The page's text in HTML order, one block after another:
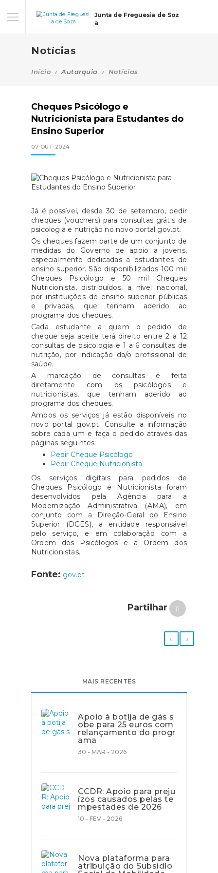
Junta de Freguesia de Soz
a
Notícias
Início Autarquia Notícias
Cheques Psicólogo e
Nutricionista para Estudantes do
Ensino Superior
07-OUT-2024
Já é possível, desde 30 de setembro, pedir
cheques (vouchers) para consultas grátis de
psicologia e nutrição no novo portal gov.pt.
Os cheques fazem parte de um conjunto de
medidas do Governo de apoio a jovens,
especialmente dedicadas a estudantes do
ensino superior. São disponibilizados 100 mil
Cheques Psicólogo e 50 mil Cheques
Nutricionista, distribuídos, a nível nacional,
por instituições de ensino superior públicas
e privadas, que tenham aderido ao
programa dos cheques.
Cada estudante a quem o pedido de
cheque seja aceite terá direito entre 2 a 12
consultas de psicologia e 1 a 6 consultas de
nutrição, por indicação da/o profissional de
saúde.
A marcação de consultas é feita
diretamente com os psicólogos e
nutricionistas, que tenham aderido ao
programa dos cheques.
Ambos os serviços já estão disponíveis no
novo portal gov.pt. Consulte a informação
sobre cada um e faça o pedido através das
páginas seguintes:
Pedir Cheque Psicólogo
Pedir Cheque Nutricionista
Os serviços digitais para pedidos de
Cheques Psicólogo e Nutricionista foram
desenvolvidos pela Agência para a
Modernização Administrativa (AMA), em
conjunto com a Direção-Geral do Ensino
Superior (DGES), a entidade responsável
pelo serviço, e em colaboração com a
Ordem dos Psicólogos e a Ordem dos
Nutricionistas.
Fonte: gov.pt
Partilhar
MAIS RECENTES
Apoio à botija de gás s
obe para 25 euros com
relançamento do progr
ama
30 - MAR - 2026
CCDR: Apoio para preju
ízos causados pelas te
mpestades de 2026
10 - FEV - 2026
Nova plataforma para
atribuição do Subsídio